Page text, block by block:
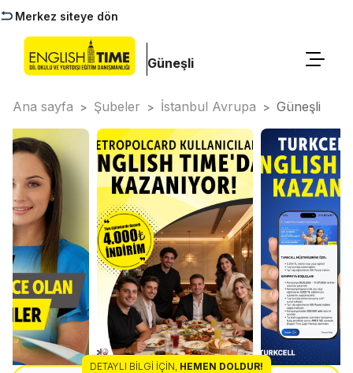
Merkez siteye dön
Güneşli
Ana sayfa > Şubeler > İstanbul Avrupa > Güneşli
DETAYLI BILGI İÇIN, HEMEN DOLDUR!